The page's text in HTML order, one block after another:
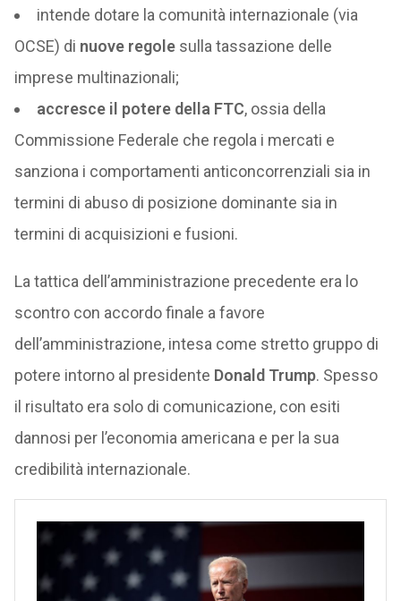
intende dotare la comunità internazionale (via
OCSE) di nuove regolesulla tassazione delle
imprese multinazionali;
accresce il potere della FTC, ossia della
Commissione Federale che regola i mercati e
sanziona i comportamenti anticoncorrenziali sia in
termini di abuso di posizione dominante sia in
termini di acquisizioni e fusioni.
La tattica dell’amministrazione precedente era lo
scontro con accordo finale a favore
dell’amministrazione, intesa come stretto gruppo di
potere intorno al presidente Donald Trump. Spesso
il risultato era solo di comunicazione, con esiti
dannosi per l’economia americana e per la sua
credibilità internazionale.